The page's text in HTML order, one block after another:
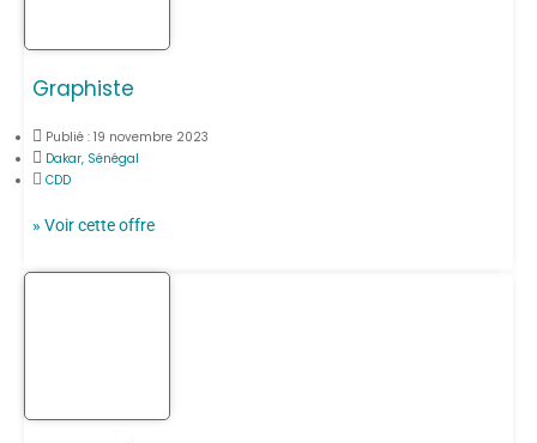
Graphiste
Publié : 19 novembre 2023
Dakar, Sénégal
CDD
» Voir cette offre